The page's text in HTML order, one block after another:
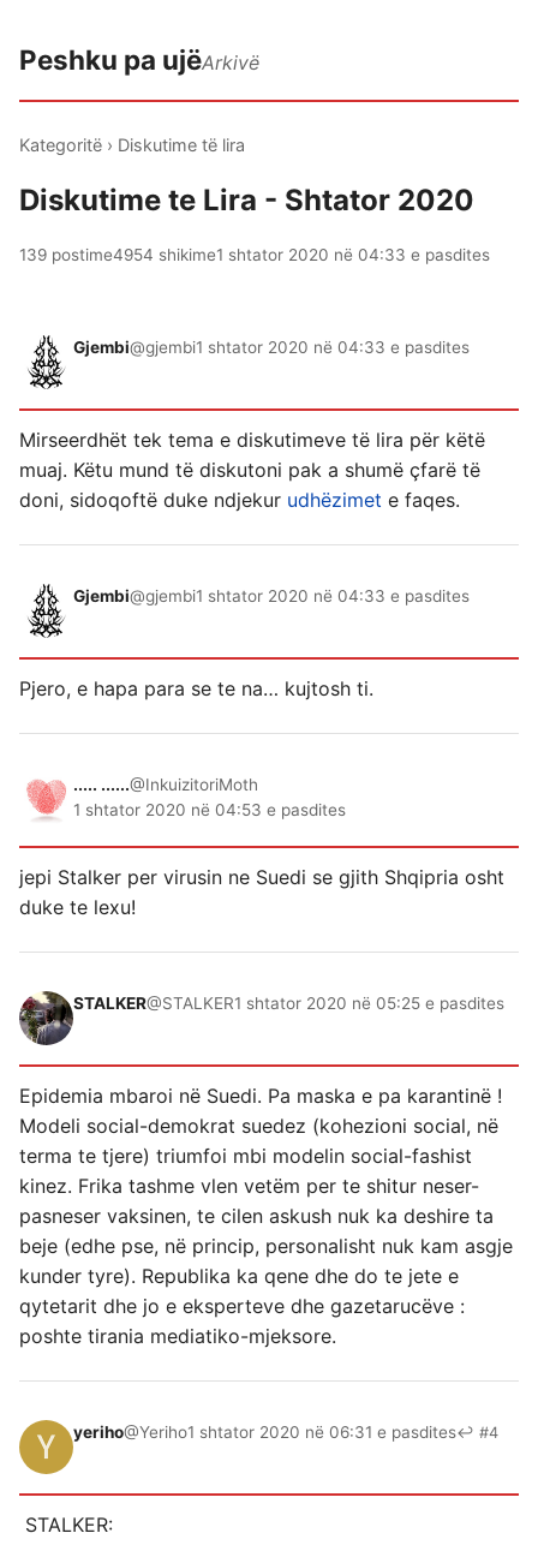
Peshku pa ujëArkivë
Kategoritë › Diskutime të lira
Diskutime te Lira - Shtator 2020
139 postime4954 shikime1 shtator 2020 në 04:33 e pasdites
Gjembi@gjembi1 shtator 2020 në 04:33 e pasdites
Mirseerdhët tek tema e diskutimeve të lira për këtë
muaj. Këtu mund të diskutoni pak a shumë çfarë të
doni, sidoqoftë duke ndjekur udhëzimet e faqes.
Gjembi@gjembi1 shtator 2020 në 04:33 e pasdites
Pjero, e hapa para se te na… kujtosh ti.
..... ......@InkuizitoriMoth
1 shtator 2020 në 04:53 e pasdites
jepi Stalker per virusin ne Suedi se gjith Shqipria osht
duke te lexu!
STALKER@STALKER1 shtator 2020 në 05:25 e pasdites
Epidemia mbaroi në Suedi. Pa maska e pa karantinë !
Modeli social-demokrat suedez (kohezioni social, në
terma te tjere) triumfoi mbi modelin social-fashist
kinez. Frika tashme vlen vetëm per te shitur neser-
pasneser vaksinen, te cilen askush nuk ka deshire ta
beje (edhe pse, në princip, personalisht nuk kam asgje
kunder tyre). Republika ka qene dhe do te jete e
qytetarit dhe jo e eksperteve dhe gazetarucëve :
poshte tirania mediatiko-mjeksore.
yeriho@Yeriho1 shtator 2020 në 06:31 e pasdites↩ #4
STALKER: